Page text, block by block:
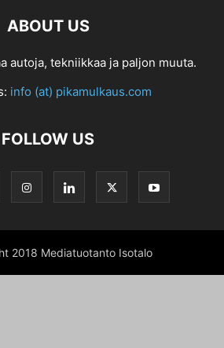
ABOUT US
autoja, tekniikkaa ja paljon muuta.
info (at) pikamulkaus.com
FOLLOW US
2018 Mediatuotanto Isotalo